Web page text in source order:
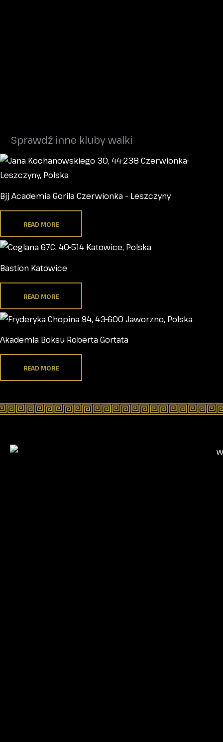
Sprawdź inne kluby walki
Bjj Academia Gorila Czerwionka – Leszczyny
READ MORE
Bastion Katowice
READ MORE
Akademia Boksu Roberta Gortata
READ MORE